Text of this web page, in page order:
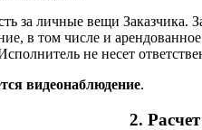
за личные вещи Заказчика.
в том числе и
не несет
видеонаблюдение.
2.